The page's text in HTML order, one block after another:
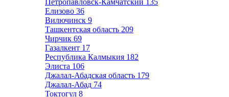
Петропавловск-Камчатский 135
Елизово 36
Вилючинск 9
Ташкентская область 209
Чирчик 69
Газалкент 17
Республика Калмыкия 182
Элиста 106
Джалал-Абадская область 179
Джалал-Абад 74
Токтогул 8